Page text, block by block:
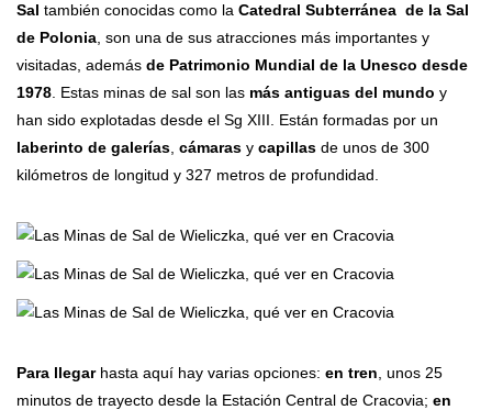
Sal también conocidas como la Catedral Subterránea de la Sal
de Polonia , son una de sus atracciones más importantes y
visitadas, además de Patrimonio Mundial de la Unesco desde
1978 . Estas minas de sal son las más antiguas del mundo y
han sido explotadas desde el Sg XIII. Están formadas por un
laberinto de galerías cámaras y capillas de unos de 300
kilómetros de longitud y 327 metros de profundidad.
Para llegarhasta aquí hay varias opciones: en tren , unos 25
minutos de trayecto desde la Estación Central de Cracovia; en